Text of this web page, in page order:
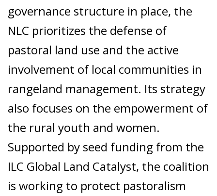
governance structure in place, the
NLC prioritizes the defense of
pastoral land use and the active
involvement of local communities in
rangeland management. Its strategy
also focuses on the empowerment of
the rural youth and women.
Supported by seed funding from the
ILC Global Land Catalyst, the coalition
is working to protect pastoralism